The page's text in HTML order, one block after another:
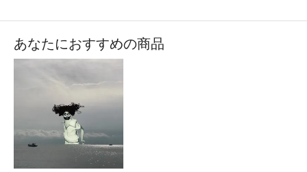
あなたにおすすめの商品